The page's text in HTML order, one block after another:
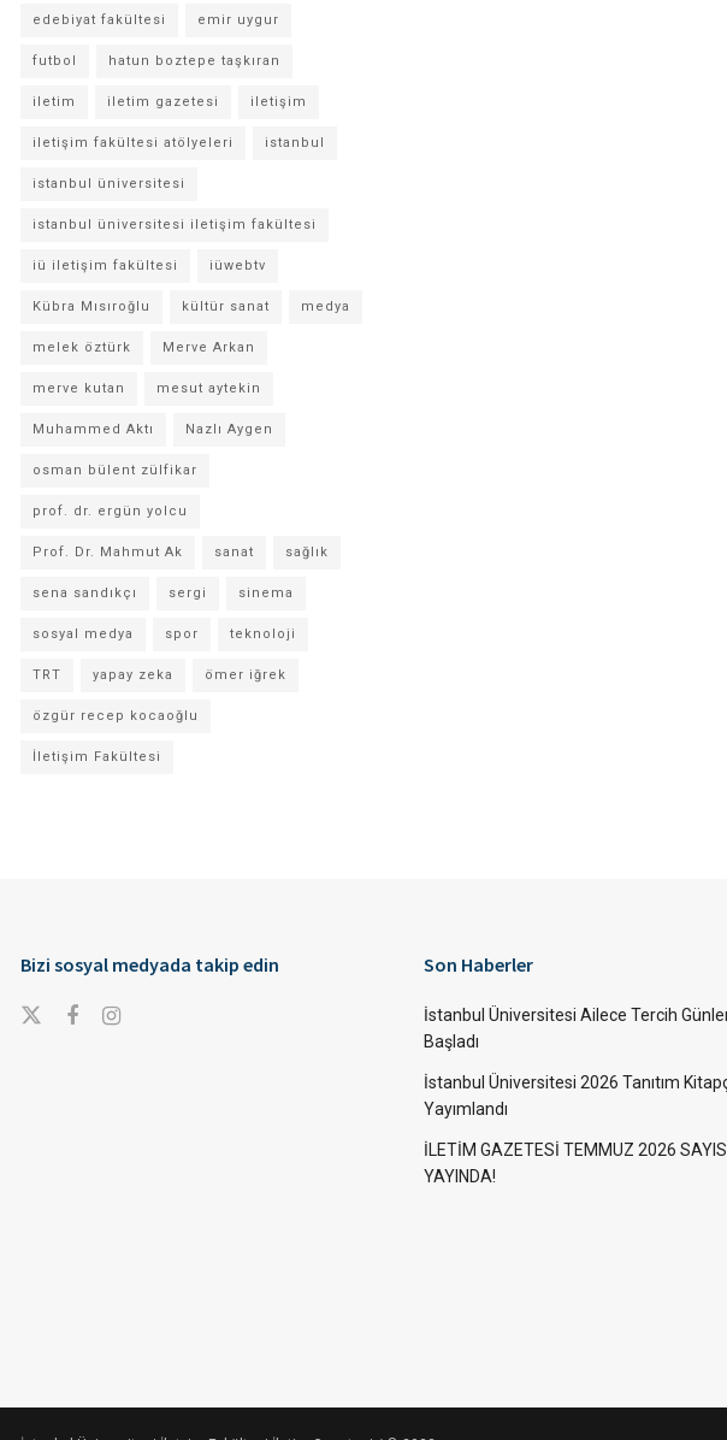
edebiyat fakültesi emir uygur
futbol hatun boztepe taşkıran
iletim iletim gazetesi iletişim
iletişim fakültesi atölyeleri istanbul
istanbul üniversitesi
istanbul üniversitesi iletişim fakültesi
iü iletişim fakültesi iüwebtv
Kübra Mısıroğlu kültür sanat medya
melek öztürk Merve Arkan
merve kutan mesut aytekin
Muhammed Aktı Nazlı Aygen
osman bülent zülfikar
prof. dr. ergün yolcu
Prof. Dr. Mahmut Ak sanat sağlık
sena sandıkçı sergi sinema
sosyal medya spor teknoloji
TRT yapay zeka ömer iğrek
özgür recep kocaoğlu
İletişim Fakültesi
Bizi sosyal medyada takip edin Son Haberler
İstanbul Üniversitesi Ailece Tercih
Başladı
İstanbul Üniversitesi 2026 Tanıtım
Yayımlandı
İLETİM GAZETESİ TEMMUZ 2026 SAYISI
YAYINDA!